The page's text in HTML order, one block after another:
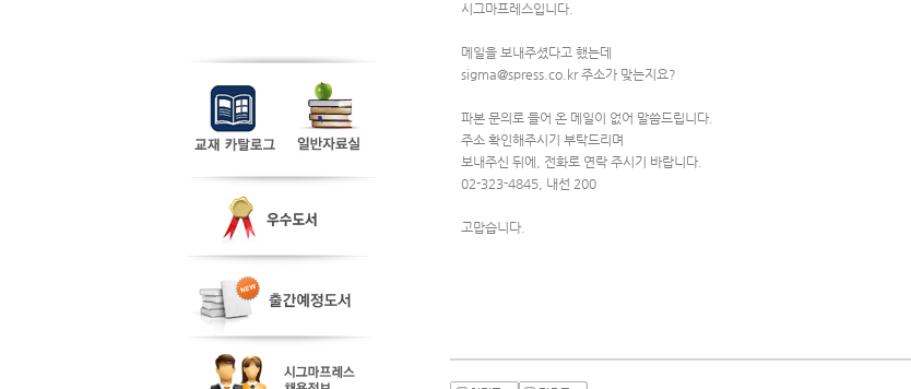
시그마프레스입니다.
메일을 보내주셨다고 했는데
sigma@spress.co.kr 주소가 맞는지요?
파본 문의로 들어 온 메일이 없어 말씀드립니다.
주소 확인해주시기 부탁드리며
보내주신 뒤에, 전화로 연락 주시기 바랍니다.
02-323-4845, 내선 200
고맙습니다.